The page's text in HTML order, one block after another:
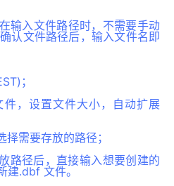
输入文件路径时，不需要手动
认文件路径后，输入文件名即
；
，设置文件大小，自动扩展
需要存放的路径；
路径后，直接输入想要创建的
建.dbf 文件。